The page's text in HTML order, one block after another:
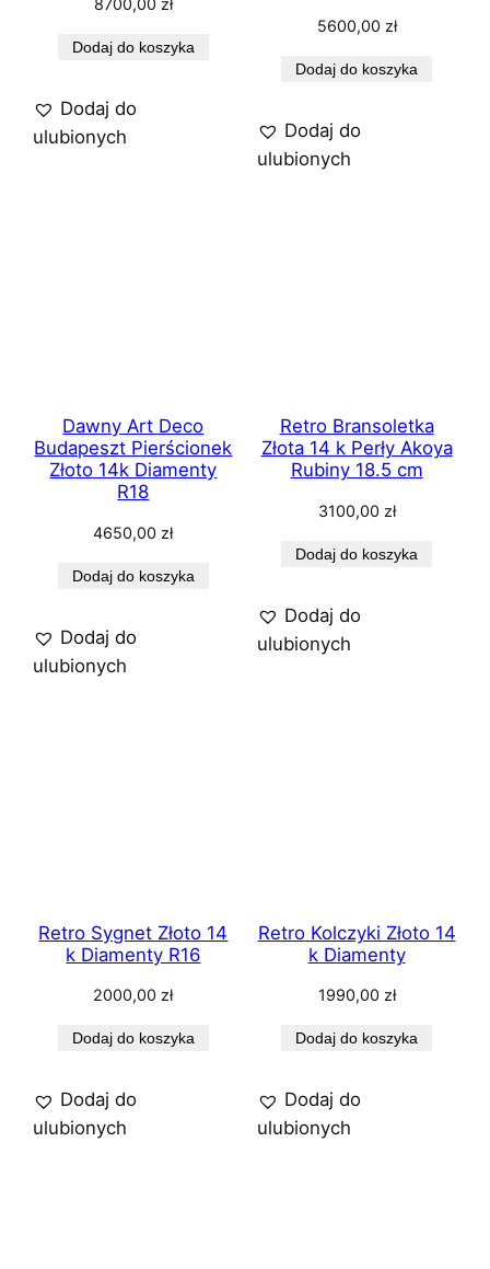
8700,00 zł
Dodaj do koszyka
Dodaj do
ulubionych
5600,00 zł
Dodaj do koszyka
Dodaj do
ulubionych
Dawny Art Deco
Budapeszt Pierścionek
Złoto 14k Diamenty
R18
4650,00 zł
Dodaj do koszyka
Dodaj do
ulubionych
Retro Bransoletka
Złota 14 k Perły Akoya
Rubiny 18.5 cm
3100,00 zł
Dodaj do koszyka
Dodaj do
ulubionych
Retro Sygnet Złoto 14
k Diamenty R16
2000,00 zł
Dodaj do koszyka
Dodaj do
ulubionych
Retro Kolczyki Złoto 14
k Diamenty
1990,00 zł
Dodaj do koszyka
Dodaj do
ulubionych